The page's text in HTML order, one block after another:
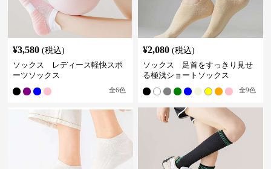
¥3,580 (税込)
ソックス レディース軽快スポ
ーツソックス
全6色
¥2,080 (税込)
ソックス 足首をすっきり見せ
る極浅ショートソックス
全9色